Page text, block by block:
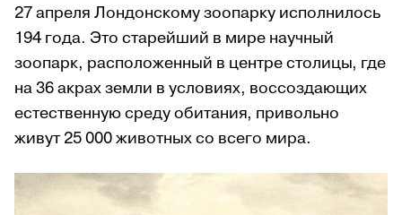
27 апреля Лондонскому зоопарку исполнилось
194 года. Это старейший в мире научный
зоопарк, расположенный в центре столицы, где
на 36 акрах земли в условиях, воссоздающих
естественную среду обитания, привольно
живут 25 000 животных со всего мира.